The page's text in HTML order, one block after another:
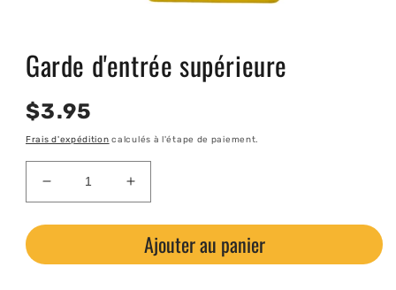
média
dans
fenêtre
modale
Garde d'entrée supérieure
Prix
habituel
$3.95
Frais d'expédition calculés à l'étape de paiement.
Réduire
la
quantité
Garde
Augmenter
la
quantité
de
Garde
Ajouter au panier